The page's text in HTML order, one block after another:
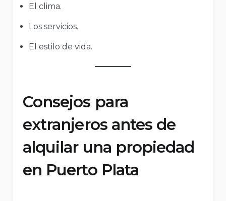
El clima.
Los servicios.
El estilo de vida.
Consejos para
extranjeros antes de
alquilar una propiedad
en Puerto Plata